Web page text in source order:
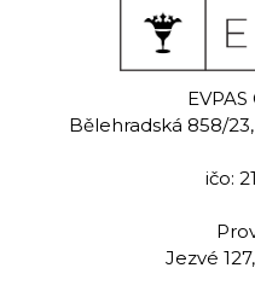
EVPAS
Bělehradská 858/
ičo:
Jezvé